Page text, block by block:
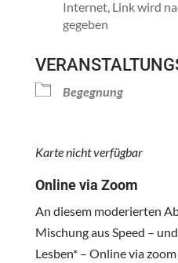
Internet, Link wird
gegeben
Begegnung
Karte nicht verfügbar
Online via Zoom
An diesem moderierten
Mischung aus Speed –
Lesben* – Online via